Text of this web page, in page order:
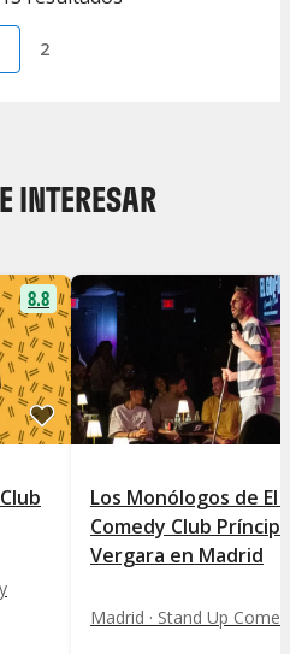
2
INTERESAR
8.8
Los Monólogos de El
Comedy Club
Vergara en Madrid
Madrid · Stand Up